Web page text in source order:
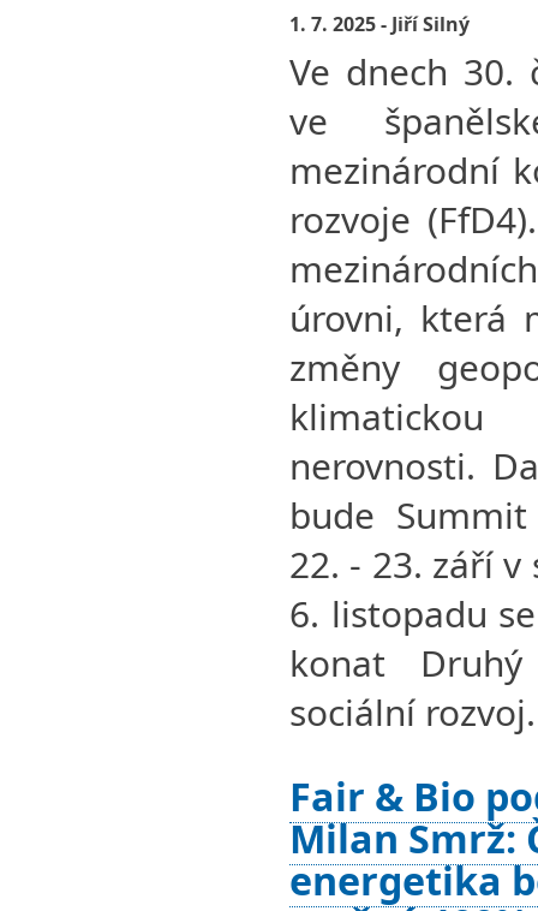
1. 7. 2025 - Jiří Silný
Ve dnech 30.
ve
mezinárodní
rozvoje
úrovni, která
změny
nerovnosti.
bude
22. - 23. září v
6. listopadu
konat
sociální rozvoj.
Fair & Bio
Milan Smrž:
energetika